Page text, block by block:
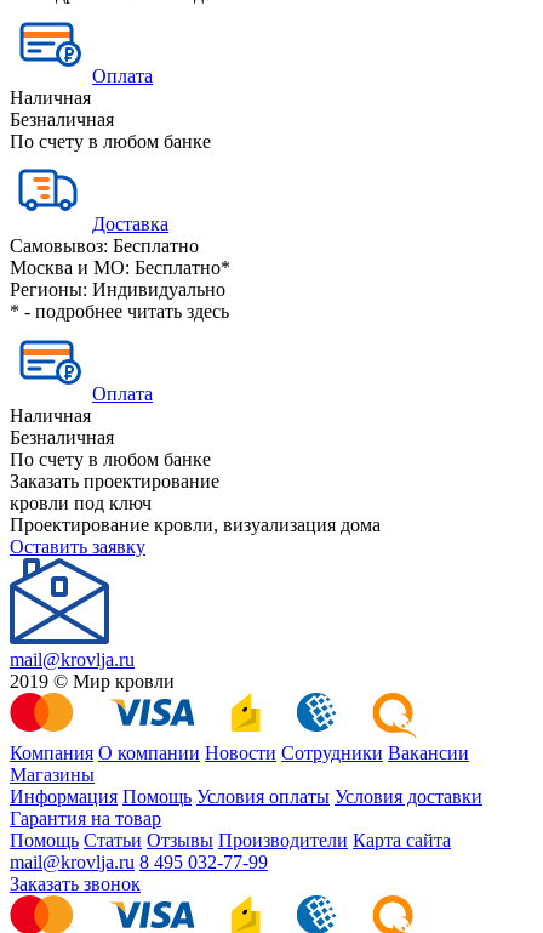
Оплата
Наличная
Безналичная
По счету в любом банке
Доставка
Самовывоз: Бесплатно
Москва и МО: Бесплатно*
Регионы: Индивидуально
* - подробнее читать здесь
Оплата
Наличная
Безналичная
По счету в любом банке
Заказать проектирование
кровли под ключ
Проектирование кровли, визуализация дома
Оставить заявку
mail@krovlja.ru
2019 © Мир кровли
Компания О компании Новости Сотрудники Вакансии
Магазины
Информация Помощь Условия оплаты Условия доставки
Гарантия на товар
Помощь Статьи Отзывы Производители Карта сайта
mail@krovlja.ru 8 495 032-77-99
Заказать звонок